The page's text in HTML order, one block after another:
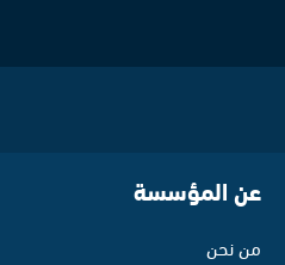
عن المؤسسة
من نحن